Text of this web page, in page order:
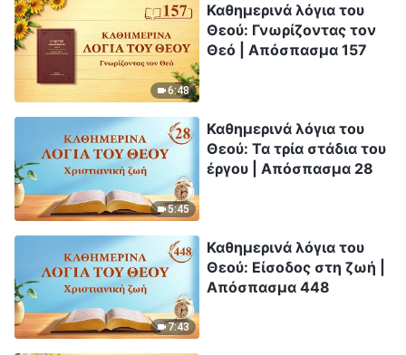
6:48
Καθημερινά λόγια του
Θεού: Γνωρίζοντας τον
Θεό | Απόσπασμα 157
5:45
Καθημερινά λόγια του
Θεού: Τα τρία στάδια του
έργου | Απόσπασμα 28
7:43
Καθημερινά λόγια του
Θεού: Είσοδος στη ζωή |
Απόσπασμα 448